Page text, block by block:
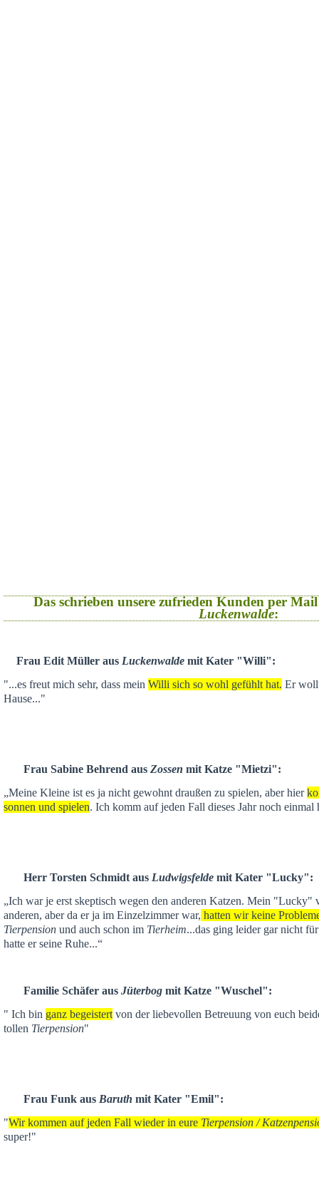
Das schrieben unsere zufrieden Kunden per
Luckenwalde:
Frau Edit Müller aus Luckenwalde mit Kater "Willi":
"...es freut mich sehr, dass mein Willi sich so wohl gefühlt hat. Er
Hause..."
Frau Sabine Behrend aus Zossen mit Katze "Mietzi":
„Meine Kleine ist es ja nicht gewohnt draußen zu spielen, aber hier
sonnen und spielen. Ich komm auf jeden Fall dieses Jahr noch einmal
Herr Torsten Schmidt aus Ludwigsfelde mit Kater "Lucky":
„Ich war je erst skeptisch wegen den anderen Katzen. Mein "Lucky"
anderen, aber da er ja im Einzelzimmer war, hatten wir keine
Tierpension und auch schon im Tierheim...das ging leider gar nicht
hatte er seine Ruhe...“
Familie Schäfer aus Jüterbog mit Katze "Wuschel":
" Ich bin ganz begeistert von der liebevollen Betreuung von euch
tollen Tierpension"
Frau Funk aus Baruth mit Kater "Emil":
"Wir kommen auf jeden Fall wieder in eure Tierpension /
super!"